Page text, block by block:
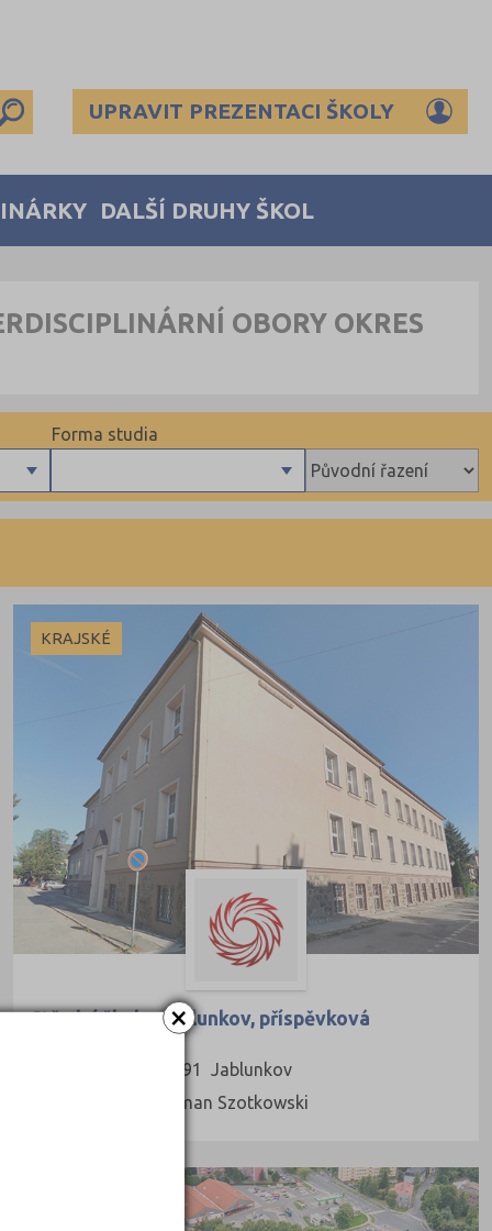
×
UPRAVIT PREZENTACI ŠKOLY
DALŠÍ DRUHY ŠKOL
OBORY OKRES
Forma studia
Večerní
KRAJSKÉ
Střední škola, Jablunkov, příspěvková
Školní 416, 73991 Jablunkov
Ředitel: Ing. Roman Szotkowski